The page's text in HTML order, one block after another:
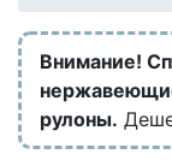
Внимание!
рулоны.